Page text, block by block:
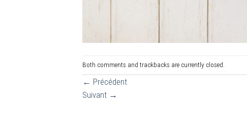
Both comments and trackbacks are currently closed.
← Précédent
Suivant →